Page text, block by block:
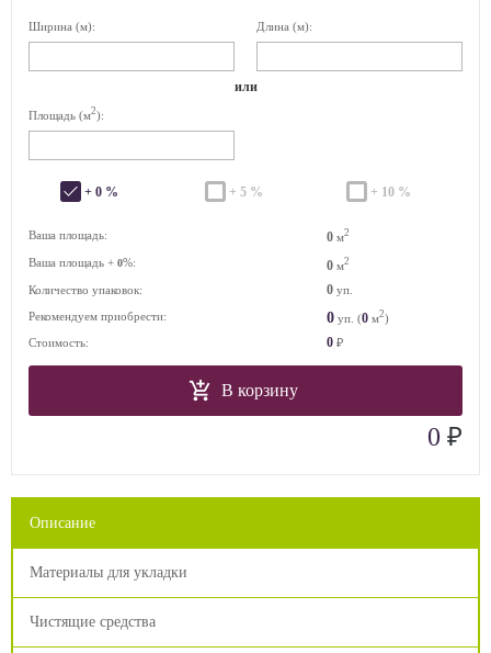
Ширина (м): Длина (м):
или
Площадь (м2):
+ 0 % + 5 % + 10 %
Ваша площадь: 0 м2
Ваша площадь + 0%: 0 м2
Количество упаковок: 0 уп.
Рекомендуем приобрести:
0 уп. (0 м2)
Стоимость:
0 ₽
В корзину
0 ₽
Описание
Материалы для укладки
Чистящие средства